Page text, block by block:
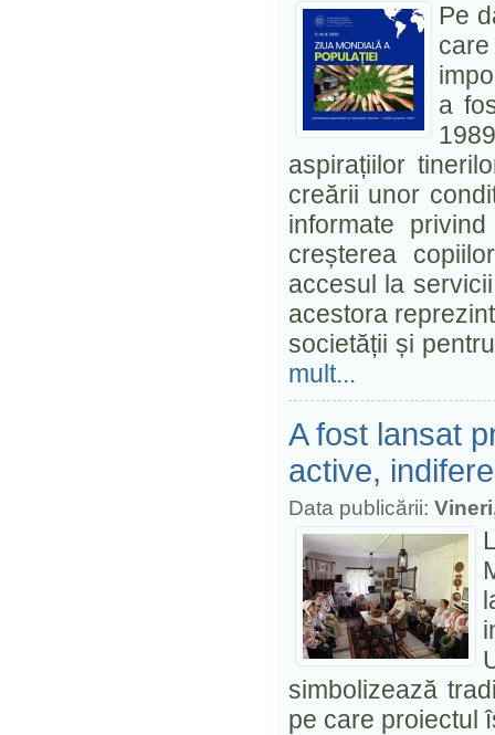
Pe
a
aspirațiilor
creării unor
informate
creșterea
accesul la
acestora
societății și
mult...
A fost lansat
active,
Data publicării:
simbolizează
pe care proiectul